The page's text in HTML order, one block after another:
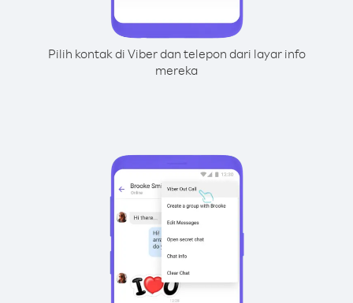
Pilih kontak di Viber dan telepon dari layar info
mereka